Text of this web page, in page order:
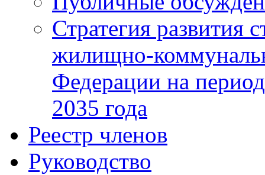
Стратегия развития
жилищно-
Федерации на
2035 года
Реестр членов
Руководство